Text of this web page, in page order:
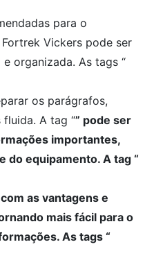
para o
Vickers pode ser
organizada. As tags “
os parágrafos,
A tag “” pode ser
importantes,
do equipamento. A tag “
as vantagens e
mais fácil para o
As tags “